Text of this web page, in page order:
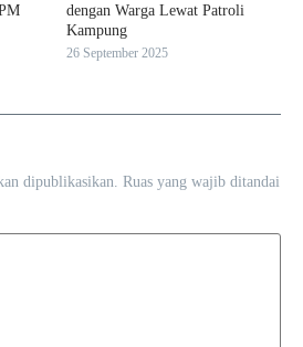
dengan Warga Lewat Patroli
Kampung
26 September 2025
dipublikasikan. Ruas yang wajib ditandai